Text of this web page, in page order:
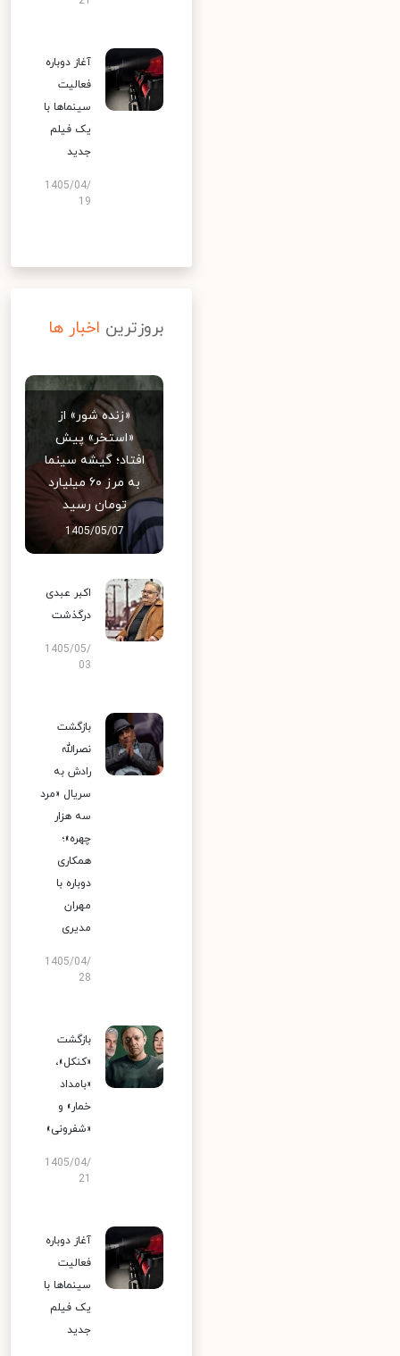
آغاز دوباره
فعالیت
سینماها با
یک فیلم
جدید
1405/04/
19
بروزترین اخبار ها
«زنده شور» از
«استخر» پیش
افتاد؛ گیشه سینما
به مرز ۶۰ میلیارد
تومان رسید
1405/05/07
اکبر عبدی
درگذشت
1405/05/
03
بازگشت
نصرالله
رادش به
سریال «مرد
سه هزار
چهره»؛
همکاری
دوباره با
مهران
مدیری
1405/04/
28
بازگشت
«کنکل»،
«بامداد
خمار» و
«شفرونی»
1405/04/
آغاز دوباره
فعالیت
سینماها با
یک فیلم
جدید